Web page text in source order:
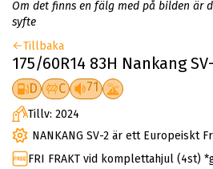
Om det finns en fälg med på bilden är
syfte
Tillbaka
175/60R14 83H Nankang
D C 71
Tillv: 2024
NANKANG SV-2 är ett Europeiskt
FRI FRAKT vid komplettahjul (4st)